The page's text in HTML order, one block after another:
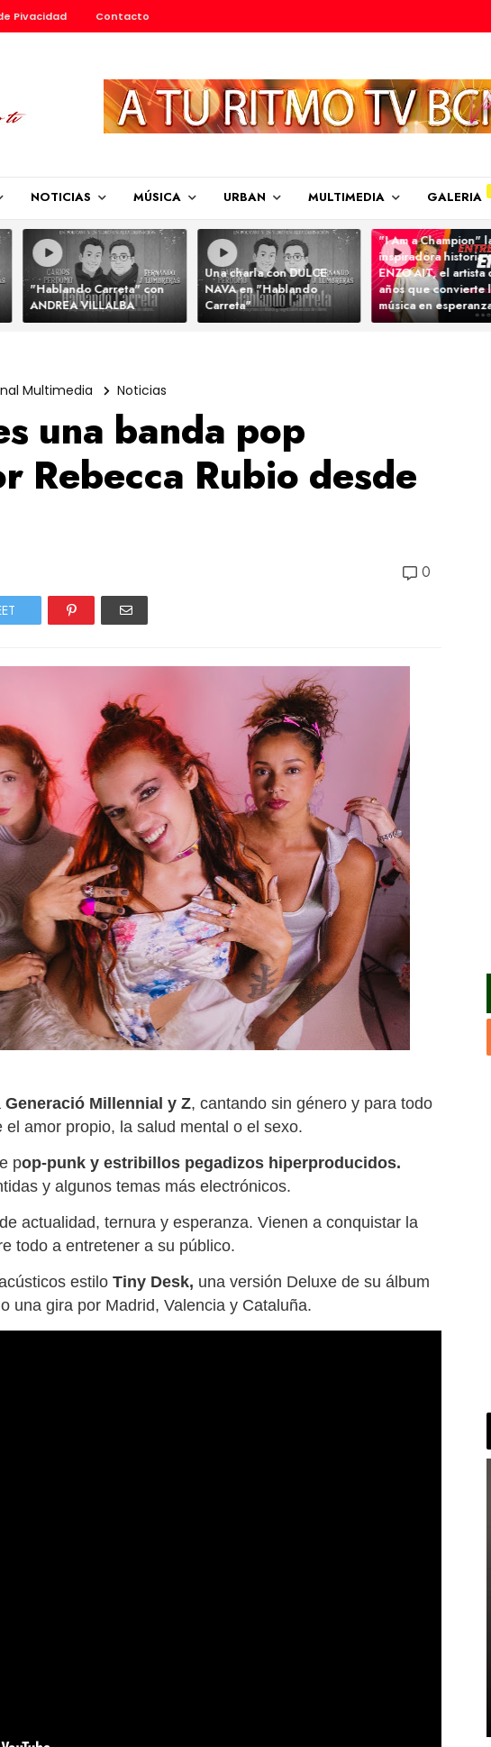
Pivacidad Contacto
NOTICIAS MÚSICA URBAN MULTIMEDIA GALERIA
"Hablando Carreta" con
ANDREA VILLALBA
Una charla con DULCE
NAVA en "Hablando
Carreta"
"I Am a Champion"
inspiradora historia
ENZO AIT, el artista
años que convierte
música en
Multimedia Noticias
una banda pop
Rebecca Rubio desde
0
Generació Millennial y Z, cantando sin género y para todo
el amor propio, la salud mental o el sexo.
pop-punk y estribillos pegadizos hiperproducidos.
y algunos temas más electrónicos.
actualidad, ternura y esperanza. Vienen a conquistar la
todo a entretener a su público.
estilo Tiny Desk, una versión Deluxe de su álbum
una gira por Madrid, Valencia y Cataluña.